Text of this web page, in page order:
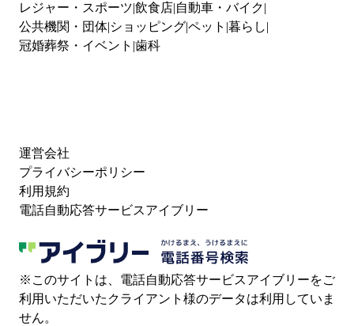
レジャー・スポーツ 飲食店 自動車・バイク
公共機関・団体 ショッピングペット 暮らし
冠婚葬祭・イベント 歯科
運営会社
プライバシーポリシー
利用規約
電話自動応答サービスアイブリー
※このサイトは、電話自動応答サービスアイブリーをご
利用いただいたクライアント様のデータは利用していま
せん。